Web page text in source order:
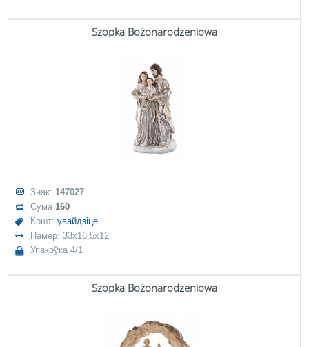
Szopka Bożonarodzeniowa
Знак: 147027
Сума160
Кошт:увайдзіце
Памер: 33x16,5x12
Упакоўка 4/1
Szopka Bożonarodzeniowa